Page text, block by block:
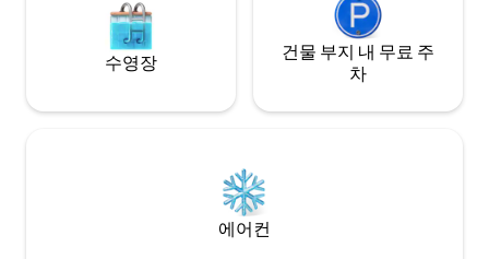
수영장
건물 부지 내 무료 주
차
에어컨